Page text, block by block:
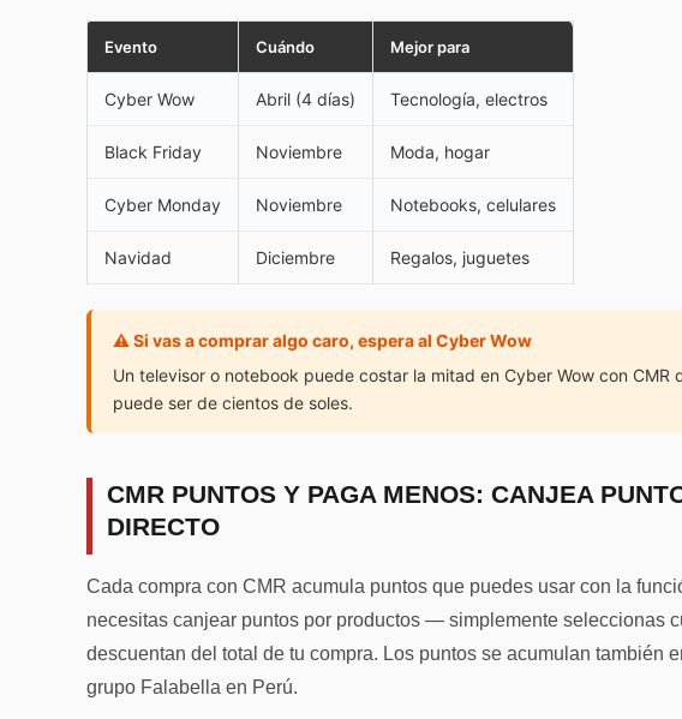
Evento Cuándo Mejor para
Cyber Wow Abril (4 días) Tecnología, electros
Black Friday Noviembre Moda, hogar
Cyber Monday Noviembre Notebooks, celulares
Navidad Diciembre Regalos, juguetes
⚠️ Si vas a comprar algo caro, espera al Cyber Wow
Un televisor o notebook puede costar la mitad en Cyber Wow con CMR
puede ser de cientos de soles.
CMR PUNTOS Y PAGA MENOS: CANJEA
DIRECTO
Cada compra con CMR acumula puntos que puedes usar con la
necesitas canjear puntos por productos — simplemente seleccionas
descuentan del total de tu compra. Los puntos se acumulan también
grupo Falabella en Perú.